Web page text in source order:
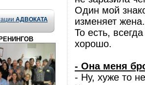
АДВОКАТА
Один мой
изменяет
То есть,
хорошо.
- Она меня
- Ну, хуже то